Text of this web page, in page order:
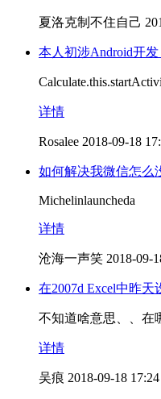
夏洛克制不住自己
本人初涉Android开
详情
Rosalee 2018-09-18
如何解决我微信怎么
Michelinlauncheda
详情
沧海一声笑 2018-09-
在2007d Excel中昨
不知道啥意思、、在
详情
吴痕 2018-09-18 17:24